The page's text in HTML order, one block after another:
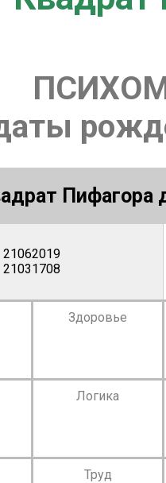
Пифагора
21062019
21031708
Здоровье
Логика
Труд